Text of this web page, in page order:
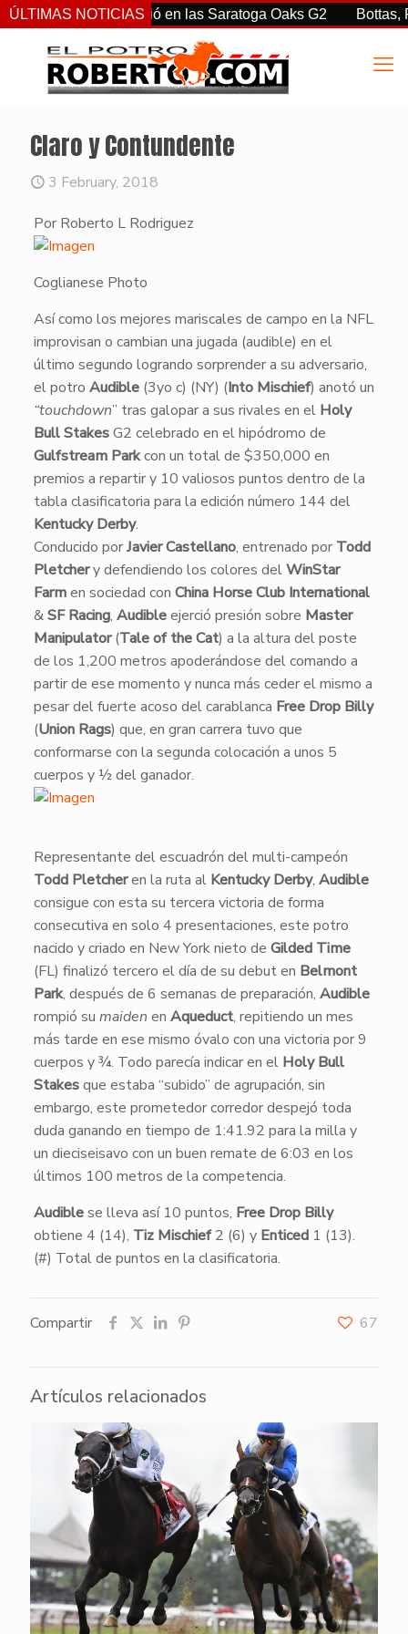
ÚLTIMAS NOTICIAS
Jr. sorprendió en las Saratoga Oaks G2 Bottas,
Claro y Contundente
3 February, 2018
Por Roberto L Rodriguez
Coglianese Photo
​Así como los mejores mariscales de campo en la NFL
improvisan o cambian una jugada (audible) en el
último segundo logrando sorprender a su adversario,
el potro Audible(3yo c) (NY) (Into Mischief) anotó un
“touchdown” tras galopar a sus rivales en el Holy
Bull StakesG2 celebrado en el hipódromo de
Gulfstream Parkcon un total de $350,000 en
premios a repartir y 10 valiosos puntos dentro de la
tabla clasificatoria para la edición número 144 del
Kentucky Derby.
​Conducido porJavier Castellano, entrenado por Todd
Pletchery defendiendo los colores delWinStar
Farmen sociedad con China Horse Club International
&SF Racing, Audibleejerció presión sobre Master
Manipulator(Tale of the Cat) a la altura del poste
de los 1,200 metros apoderándose del comando a
partir de ese momento y nunca más ceder el mismo a
pesar del fuerte acoso del carablanca Free Drop Billy
(Union Rags) que, en gran carrera tuvo que
conformarse con la segunda colocación a unos 5
cuerpos y ½ del ganador.
​Representante del escuadrón del multi-campeón
Todd Pletcheren la ruta al Kentucky Derby, Audible
consigue con esta su tercera victoria de forma
consecutiva en solo 4 presentaciones, este potro
nacido y criado en New York nieto de Gilded Time
(FL) finalizó tercero el día de su debut en Belmont
Park, después de 6 semanas de preparación, Audible
rompió su maiden en Aqueduct, repitiendo un mes
más tarde en ese mismo óvalo con una victoria por 9
cuerpos y ¾. Todo parecía indicar en el Holy Bull
Stakesque estaba “subido” de agrupación, sin
embargo, este prometedor corredor despejó toda
duda ganando en tiempo de 1:41.92 para la milla y
un dieciseisavo con un buen remate de 6:03 en los
últimos 100 metros de la competencia.
Audiblese lleva así 10 puntos, Free Drop Billy
obtiene 4 (14), Tiz Mischief2 (6) y Enticed1 (13).
(#) Total de puntos en la clasificatoria.
Compartir 67
Artículos relacionados